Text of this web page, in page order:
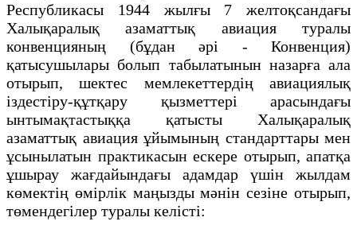
Республикасы 1944 жылғы 7 желтоқсандағы
Халықаралық азаматтық авиация туралы
конвенцияның (бұдан әрі - Конвенция)
қатысушылары болып табылатынын назарға ала
отырып, шектес мемлекеттердің авиациялық
іздестіру-құтқару қызметтері арасындағы
ынтымақтастыққа қатысты Халықаралық
азаматтық авиация ұйымының стандарттары мен
ұсынылатын практикасын ескере отырып, апатқа
ұшырау жағдайындағы адамдар үшін жылдам
көмектің өмірлік маңызды мәнін сезіне отырып,
төмендегілер туралы келісті: